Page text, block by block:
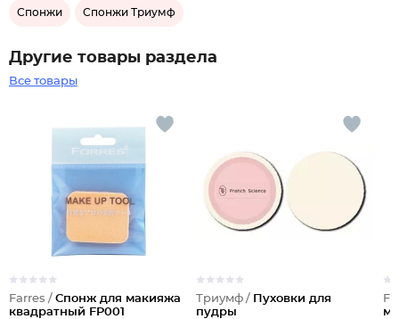
Спонжи Спонжи Триумф
Другие товары раздела
Все товары
Farres / Спонж для макияжа
квадратный FP001
Триумф / Пуховки для
пудры